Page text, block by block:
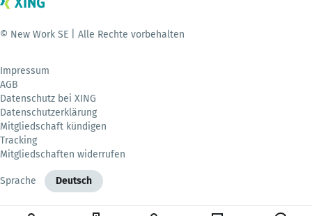
© New Work SE | Alle Rechte vorbehalten
Impressum
AGB
Datenschutz bei XING
Datenschutzerklärung
Mitgliedschaft kündigen
Tracking
Mitgliedschaften widerrufen
Sprache Deutsch